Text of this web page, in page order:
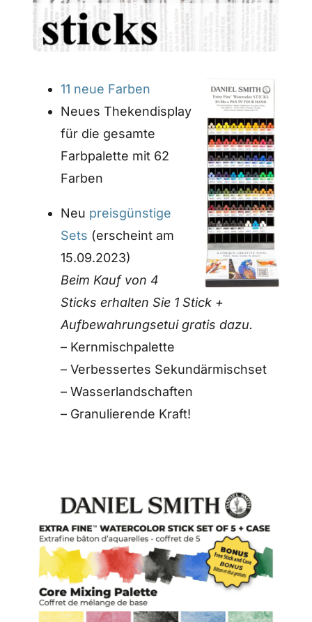
11 neue Farben
Neues Thekendisplay
für die gesamte
Farbpalette mit 62
Farben
Neu preisgünstige
Sets (erscheint am
15.09.2023)
Beim Kauf von 4
Sticks erhalten Sie 1 Stick +
Aufbewahrungsetui gratis dazu.
– Kernmischpalette
– Verbessertes Sekundärmischset
– Wasserlandschaften
– Granulierende Kraft!